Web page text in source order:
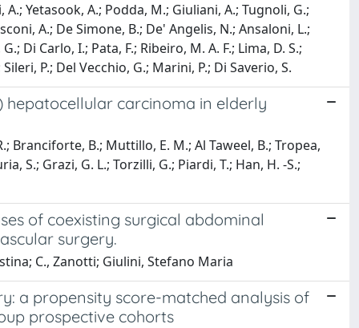
Yetasook, A.; Podda, M.; Giuliani, A.; Tugnoli, G.;
A.; De Simone, B.; De' Angelis, N.; Ansaloni, L.;
Di Carlo, I.; Pata, F.; Ribeiro, M. A. F.; Lima, D. S.;
P.; Del Vecchio, G.; Marini, P.; Di Saverio, S.
hepatocellular carcinoma in elderly
Branciforte, B.; Muttillo, E. M.; Al Taweel, B.; Tropea,
S.; Grazi, G. L.; Torzilli, G.; Piardi, T.; Han, H. -S.;
of coexisting surgical abdominal
surgery.
C., Zanotti; Giulini, Stefano Maria
a propensity score-matched analysis of
prospective cohorts